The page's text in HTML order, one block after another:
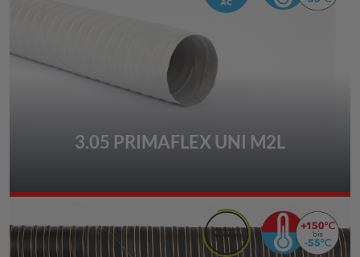
3.05 PRIMAFLEX UNI M2L